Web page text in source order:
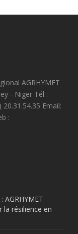
AGRHYMET
- Niger Tél :
Email:
:
AGRHYMET
résilience en